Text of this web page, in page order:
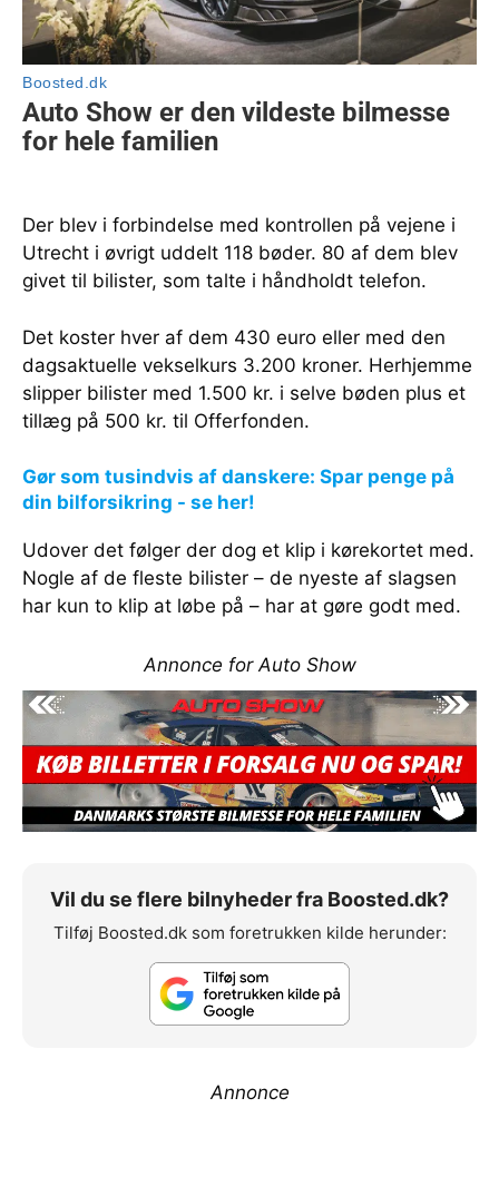
Der blev i forbindelse med kontrollen på vejene i
Utrecht i øvrigt uddelt 118 bøder. 80 af dem blev
givet til bilister, som talte i håndholdt telefon.
Det koster hver af dem 430 euro eller med den
dagsaktuelle vekselkurs 3.200 kroner. Herhjemme
slipper bilister med 1.500 kr. i selve bøden plus et
tillæg på 500 kr. til Offerfonden.
Gør som tusindvis af danskere: Spar penge på
din bilforsikring - se her!
Udover det følger der dog et klip i kørekortet med.
Nogle af de fleste bilister – de nyeste af slagsen
har kun to klip at løbe på – har at gøre godt med.
Annonce for Auto Show
Vil du se flere bilnyheder fra Boosted.dk?
Tilføj Boosted.dk som foretrukken kilde herunder:
Annonce